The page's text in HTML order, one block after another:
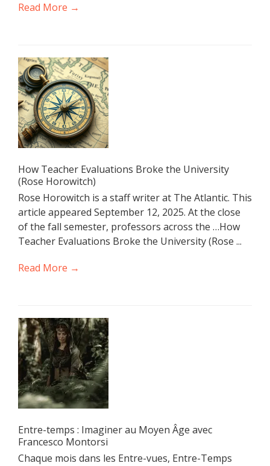
Read More →
How Teacher Evaluations Broke the University
(Rose Horowitch)
Rose Horowitch is a staff writer at The Atlantic. This
article appeared September 12, 2025. At the close
of the fall semester, professors across the …How
Teacher Evaluations Broke the University (Rose ...
Read More →
Entre-temps : Imaginer au Moyen Âge avec
Francesco Montorsi
Chaque mois dans les Entre-vues, Entre-Temps